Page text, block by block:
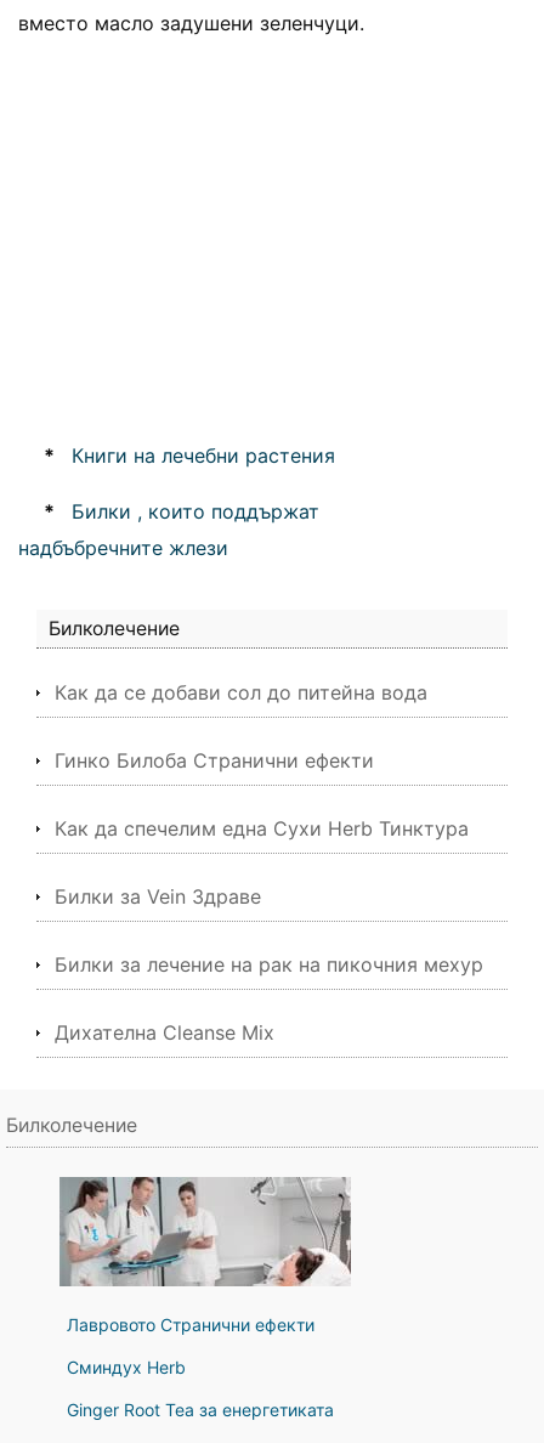
вместо масло задушени зеленчуци.
* Книги на лечебни растения
*
Билки , които поддържат
надбъбречните жлези
Билколечение
Как да се добави сол до питейна вода
Гинко Билоба Странични ефекти
Как да спечелим една Сухи Herb Тинктура
Билки за Vein Здраве
Билки за лечение на рак на пикочния мехур
Дихателна Cleanse Mix
Билколечение
Лавровото Странични ефекти
Сминдух Herb
Ginger Root Tea за енергетиката